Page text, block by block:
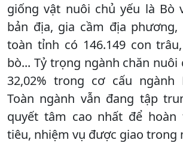
giống vật nuôi chủ yếu là Bò
bản địa, gia cầm địa phương,
toàn tỉnh có 146.149 con
bò... Tỷ trọng ngành chăn
32,02% trong cơ cấu ngành
Toàn ngành vẫn đang tập
quyết tâm cao nhất để hoàn
tiêu, nhiệm vụ được giao trong